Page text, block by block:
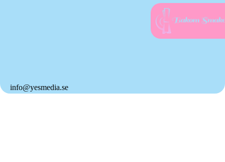
info@yesmedia.se